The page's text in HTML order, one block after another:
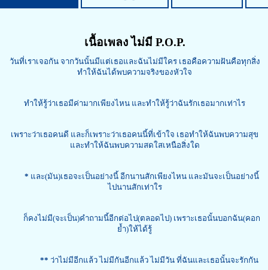
เนื้อเพลง ไม่มี P.O.P.
วันที่เราเจอกัน จากวันนั้นมีแต่เธอและฉันไม่มีใคร เธอคือความฝันคือทุกสิ่ง
ทำให้ฉันได้พบความจริงของหัวใจ
ทำให้รู้ว่าเธอมีค่ามากเพียงไหน และทำให้รู้ว่าฉันรักเธอมากเท่าไร
เพราะว่าเธอคนดี และก็เพราะว่าเธอคนนี้ที่เข้าใจ เธอทำให้ฉันพบความสุข
และทำให้ฉันพบความสดใสเหนือสิ่งใด
* และ(มัน)เธอจะเป็นอย่างนี้ อีกนานสักเพียงไหน และมันจะเป็นอย่างนี้
ไปนานสักเท่าใร
ก็คงไม่มี(จะเป็น)คำถามนี้อีกต่อไป(ตลอดไป) เพราะเธอนั้นบอกฉัน(คอก
ย้ำ)ให้ได้รู้
** ว่าไม่มีอีกแล้ว ไม่มีกันอีกแล้ว ไม่มีวัน ที่ฉันและเธอนั้นจะรักกัน